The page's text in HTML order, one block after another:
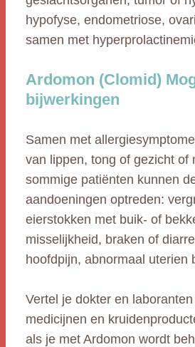
hypofyse, endometriose,
samen met
Ardomon (Clomid)
bijwerkingen
Samen met
van lippen, tong of gezicht of
sommige patiënten kunnen
aandoeningen optreden:
eierstokken met buik- of
misselijkheid, braken of
hoofdpijn, abnormaal uterien
Vertel je dokter en
medicijnen en
als je met Ardomon wordt